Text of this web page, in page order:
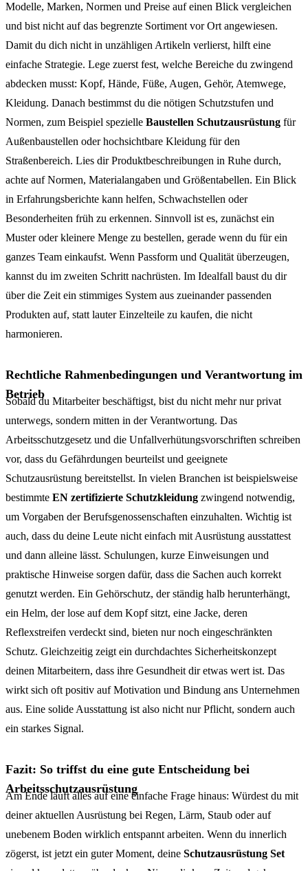
Modelle, Marken, Normen und Preise auf einen Blick vergleichen
und bist nicht auf das begrenzte Sortiment vor Ort angewiesen.
Damit du dich nicht in unzähligen Artikeln verlierst, hilft eine
einfache Strategie. Lege zuerst fest, welche Bereiche du zwingend
abdecken musst: Kopf, Hände, Füße, Augen, Gehör, Atemwege,
Kleidung. Danach bestimmst du die nötigen Schutzstufen und
Normen, zum Beispiel spezielle Baustellen Schutzausrüstung für
Außenbaustellen oder hochsichtbare Kleidung für den
Straßenbereich. Lies dir Produktbeschreibungen in Ruhe durch,
achte auf Normen, Materialangaben und Größentabellen. Ein Blick
in Erfahrungsberichte kann helfen, Schwachstellen oder
Besonderheiten früh zu erkennen. Sinnvoll ist es, zunächst ein
Muster oder kleinere Menge zu bestellen, gerade wenn du für ein
ganzes Team einkaufst. Wenn Passform und Qualität überzeugen,
kannst du im zweiten Schritt nachrüsten. Im Idealfall baust du dir
über die Zeit ein stimmiges System aus zueinander passenden
Produkten auf, statt lauter Einzelteile zu kaufen, die nicht
harmonieren.
Rechtliche Rahmenbedingungen und Verantwortung im
Betrieb
Sobald du Mitarbeiter beschäftigst, bist du nicht mehr nur privat
unterwegs, sondern mitten in der Verantwortung. Das
Arbeitsschutzgesetz und die Unfallverhütungsvorschriften schreiben
vor, dass du Gefährdungen beurteilst und geeignete
Schutzausrüstung bereitstellst. In vielen Branchen ist beispielsweise
bestimmte EN zertifizierte Schutzkleidung zwingend notwendig,
um Vorgaben der Berufsgenossenschaften einzuhalten. Wichtig ist
auch, dass du deine Leute nicht einfach mit Ausrüstung ausstattest
und dann alleine lässt. Schulungen, kurze Einweisungen und
praktische Hinweise sorgen dafür, dass die Sachen auch korrekt
genutzt werden. Ein Gehörschutz, der ständig halb herunterhängt,
ein Helm, der lose auf dem Kopf sitzt, eine Jacke, deren
Reflexstreifen verdeckt sind, bieten nur noch eingeschränkten
Schutz. Gleichzeitig zeigt ein durchdachtes Sicherheitskonzept
deinen Mitarbeitern, dass ihre Gesundheit dir etwas wert ist. Das
wirkt sich oft positiv auf Motivation und Bindung ans Unternehmen
aus. Eine solide Ausstattung ist also nicht nur Pflicht, sondern auch
ein starkes Signal.
Fazit: So triffst du eine gute Entscheidung bei
Arbeitsschutzausrüstung
Am Ende läuft alles auf eine einfache Frage hinaus: Würdest du mit
deiner aktuellen Ausrüstung bei Regen, Lärm, Staub oder auf
unebenem Boden wirklich entspannt arbeiten. Wenn du innerlich
zögerst, ist jetzt ein guter Moment, deine Schutzausrüstung Set